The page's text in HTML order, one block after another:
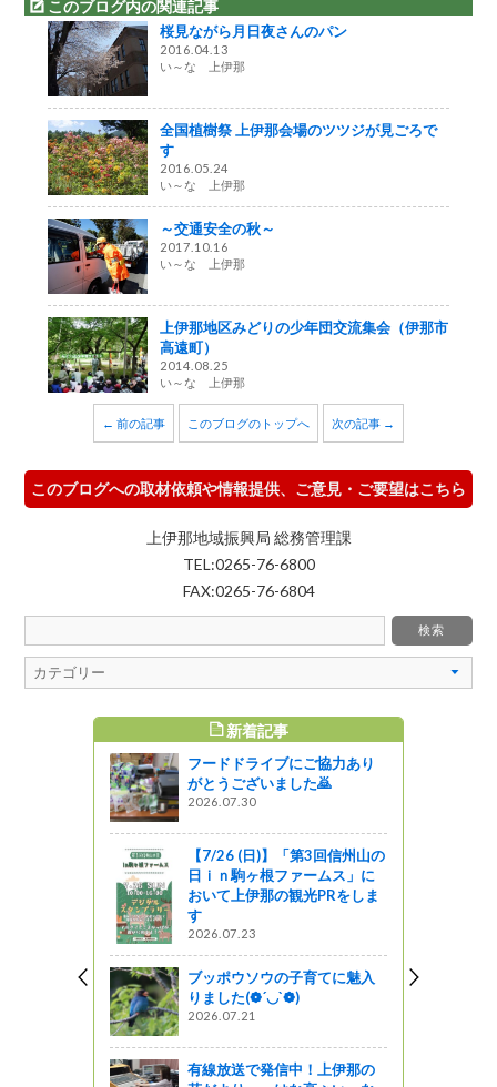
このブログ内の関連記事
桜見ながら月日夜さんのパン
2016.04.13
い～な 上伊那
全国植樹祭 上伊那会場のツツジが見ごろで
す
2016.05.24
い～な 上伊那
～交通安全の秋～
2017.10.16
い～な 上伊那
上伊那地区みどりの少年団交流集会（伊那市
高遠町）
2014.08.25
い～な 上伊那
← 前の記事 このブログのトップへ 次の記事 →
このブログへの取材依頼や情報提供、ご意見・ご要望はこちら
上伊那地域振興局 総務管理課
TEL:0265-76-6800
FAX:0265-76-6804
新着記事
フードドライブにご協力あり
がとうございました🙇
2026.07.30
【7/26 (日)】「第3回信州山の
日ｉｎ駒ヶ根ファームス」に
おいて上伊那の観光PRをしま
す
2026.07.23
ブッポウソウの子育てに魅入
りました(❁´◡`❁)
2026.07.21
有線放送で発信中！上伊那の